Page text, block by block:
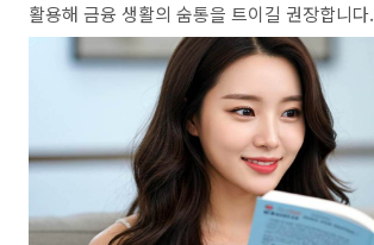
활용해 금융 생활의 숨통을 트이길 권장합니다.